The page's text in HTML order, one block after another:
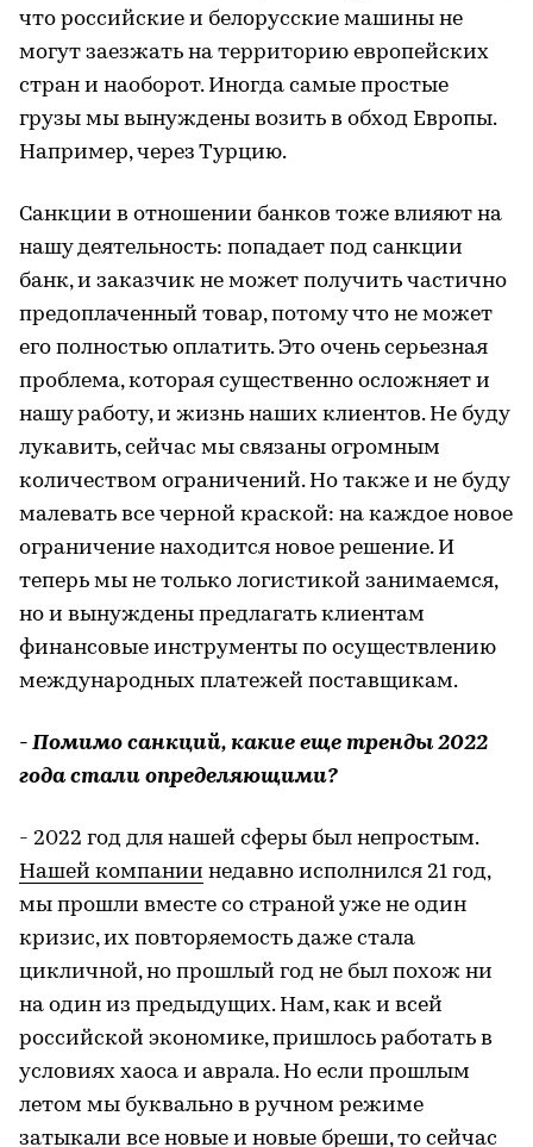
что российские и белорусские машины не
могут заезжать на территорию европейских
стран и наоборот. Иногда самые простые
грузы мы вынуждены возить в обход Европы.
Например, через Турцию.
Санкции в отношении банков тоже влияют на
нашу деятельность: попадает под санкции
банк, и заказчик не может получить частично
предоплаченный товар, потому что не может
его полностью оплатить. Это очень серьезная
проблема, которая существенно осложняет и
нашу работу, и жизнь наших клиентов. Не буду
лукавить, сейчас мы связаны огромным
количеством ограничений. Но также и не буду
малевать все черной краской: на каждое новое
ограничение находится новое решение. И
теперь мы не только логистикой занимаемся,
но и вынуждены предлагать клиентам
финансовые инструменты по осуществлению
международных платежей поставщикам.
- Помимо санкций, какие еще тренды 2022
года стали определяющими?
- 2022 год для нашей сферы был непростым.
Нашей компании недавно исполнился 21 год,
мы прошли вместе со страной уже не один
кризис, их повторяемость даже стала
цикличной, но прошлый год не был похож ни
на один из предыдущих. Нам, как и всей
российской экономике, пришлось работать в
условиях хаоса и аврала. Но если прошлым
летом мы буквально в ручном режиме
затыкали все новые и новые бреши, то сейчас